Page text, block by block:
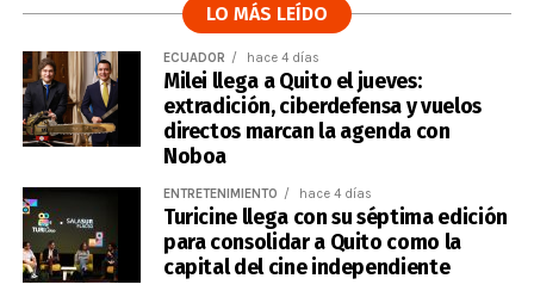
LO MÁS LEÍDO
ECUADOR hace 4 días
Milei llega a Quito el jueves:
extradición, ciberdefensa y vuelos
directos marcan la agenda con
Noboa
ENTRETENIMIENTO hace 4 días
Turicine llega con su séptima edición
para consolidar a Quito como la
capital del cine independiente